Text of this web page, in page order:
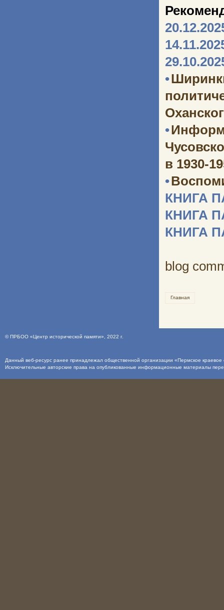
•
•
в 1930-
•
КНИГА
КНИГА
КНИГА
blog
Главная
©ПРБОО «Центр исторической памяти» , 2022 г.
Данный веб-ресурс ранее принадлежал общественной организации «Пермское
Исключительные авторские права на опубликованные информационные материалы